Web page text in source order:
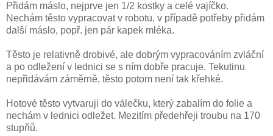
Přidám máslo, nejprve jen 1/2 kostky a celé vajíčko.
Nechám těsto vypracovat v robotu, v případě potřeby přidám
další máslo, popř. jen pár kapek mléka.
Těsto je relativně drobivé, ale dobrým vypracováním zvláční
a po odležení v lednici se s ním dobře pracuje. Tekutinu
nepřidávám záměrně, těsto potom není tak křehké.
Hotové těsto vytvaruji do válečku, který zabalím do folie a
nechám v lednici odležet. Mezitím předehřeji troubu na 170
stupňů.